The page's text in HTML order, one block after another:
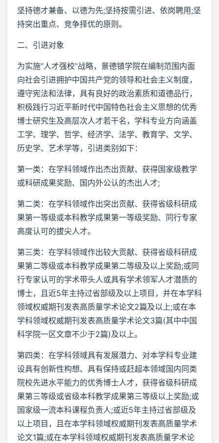
坚持德才兼备、以德为先;坚持按需引进、依岗聘用;坚
持突出重点、竞争择优的原则。
二、引进对象
为实施“人才强校”战略，景德镇学院在编制范围内面
向社会引进拥护中国共产党的领导和社会主义制度，
遵守宪法和法律，具有良好的政治素质和道德品行，
积极践行习近平新时代中国特色社会主义思想的优秀
博士研究生及高层次人才若干名，学科专业方向涵盖
工学、理学、哲学、经济学、法学、教育学、文学、
历史学、艺术学等，引进类别如下：
第一类：在学科领域作出杰出贡献、获得国家级教学
或科研成果奖励、国内外公认的杰出人才;
第二类：在学科领域作出突出贡献、获得省级科研成
果第一等级或本科教学成果第一等级奖励、同行专家
高度认可的拔尖人才。
第三类：在学科领域作出较大贡献、获得省级科研成
果第二等级或本科教学成果第二等级及以上奖励;或同
行专家认可的学术带头人或具有学术领军人才潜质的
博士，且近5年主持过省部级及以上项目，并在本学科
领域权威期刊发表高质量学术论文2篇及以上;或在本
学科领域权威期刊发表高质量学术论文3篇(其中中国
科学院一区文章不少于2篇)及以上。
第四类：在学科领域具有发展潜力、对本学科专业建
设具有创新性构想、具有保持或赶超本领域国内同类
院校先进水平能力的优秀博士人才，获得省级科研成
果第三等级或省级本科教学成果第三等级以上奖励;或
国家级一流本科课程负责人;或近5年主持过省部级及
以上项目，且在本学科领域权威期刊发表高质量学术
论文1篇;或在本学科领域权威期刊发表高质量学术论